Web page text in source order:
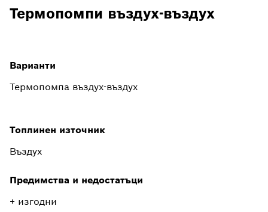
Термопомпи въздух-въздух
Варианти
Термопомпа въздух-въздух
Топлинен източник
Въздух
Предимства и недостатъци
+ изгодни